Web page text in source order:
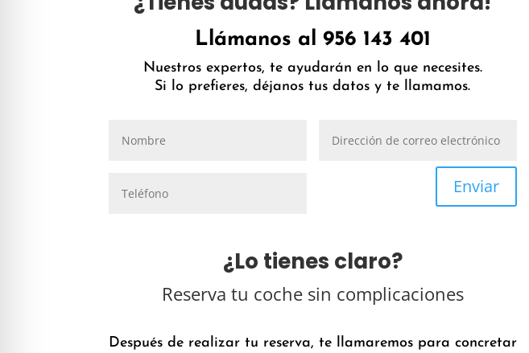
Llámanos al 956 143 401
Nuestros expertos, te ayudarán en lo que necesites.
Si lo prefieres, déjanos tus datos y te llamamos.
Enviar
¿Lo tienes claro?
Reserva tu coche sin complicaciones
Después de realizar tu reserva, te llamaremos para concretar